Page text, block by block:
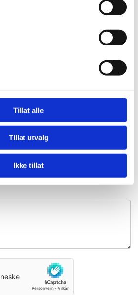
Tillat alle
Tillat utvalg
Ikke tillat